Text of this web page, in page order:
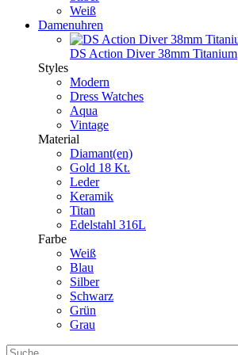
Weiß
Damenuhren
DS Action Diver 38mm Titanium
Styles
Modern
Dress Watches
Aqua
Vintage
Material
Diamant(en)
Gold 18 Kt.
Leder
Keramik
Titan
Edelstahl 316L
Farbe
Weiß
Blau
Silber
Schwarz
Grün
Grau